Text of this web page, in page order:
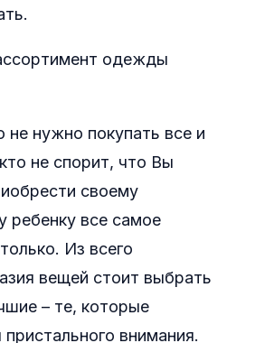
одежды
нужно покупать все и
не спорит, что Вы
своему
ребенку все самое
Из всего
вещей стоит выбрать
– те, которые
внимания.